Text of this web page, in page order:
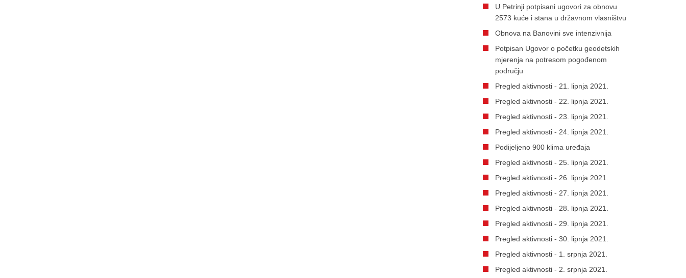
U Petrinji potpisani ugovori za obnovu
2573 kuće i stana u državnom vlasništvu
Obnova na Banovini sve intenzivnija
Potpisan Ugovor o početku geodetskih
mjerenja na potresom pogođenom
području
Pregled aktivnosti - 21. lipnja 2021.
Pregled aktivnosti - 22. lipnja 2021.
Pregled aktivnosti - 23. lipnja 2021.
Pregled aktivnosti - 24. lipnja 2021.
Podijeljeno 900 klima uređaja
Pregled aktivnosti - 25. lipnja 2021.
Pregled aktivnosti - 26. lipnja 2021.
Pregled aktivnosti - 27. lipnja 2021.
Pregled aktivnosti - 28. lipnja 2021.
Pregled aktivnosti - 29. lipnja 2021.
Pregled aktivnosti - 30. lipnja 2021.
Pregled aktivnosti - 1. srpnja 2021.
Pregled aktivnosti - 2. srpnja 2021.